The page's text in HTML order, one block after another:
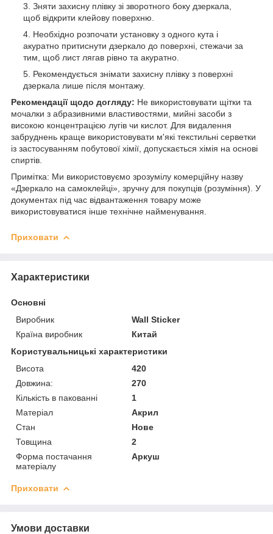
Зняти захисну плівку зі зворотного боку дзеркала,
щоб відкрити клейову поверхню.
Необхідно розпочати установку з одного кута і
акуратно притиснути дзеркало до поверхні, стежачи за
тим, щоб лист лягав рівно та акуратно.
Рекомендується знімати захисну плівку з поверхні
дзеркала лише після монтажу.
Рекомендації щодо догляду: Не використовувати щітки та
мочалки з абразивними властивостями, мийні засоби з
високою концентрацією лугів чи кислот. Для видалення
забруднень краще використовувати м'які текстильні серветки
із застосуванням побутової хімії, допускається хімія на основі
спиртів.
Примітка: Ми використовуємо зрозумілу комерційну назву
«Дзеркало на самоклейці», зручну для покупців (розуміння). У
документах під час відвантаження товару може
використовуватися інше технічне найменування.
Приховати
Характеристики
Основні
Виробник
Wall Sticker
Країна виробник
Китай
Користувальницькі характеристики
Висота
420
Довжина:
270
Кількість в пакованні
1
Матеріал
Акрил
Стан
Нове
Товщина
2
Форма постачання
матеріалу
Аркуш
Приховати
Умови доставки